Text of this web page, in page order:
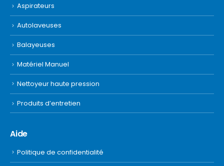
Aspirateurs
Autolaveuses
Balayeuses
Matériel Manuel
Nettoyeur haute pression
Produits d’entretien
Aide
Politique de confidentialité